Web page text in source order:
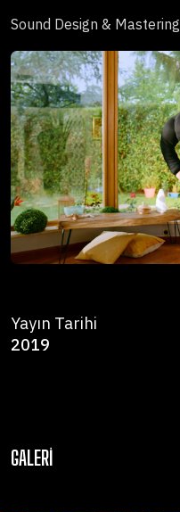
Sound Design & Mastering
Yayın Tarihi
2019
GALERI